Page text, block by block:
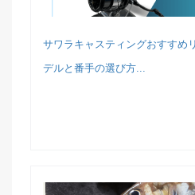
サワラキャスティングおすすめ
デルと番手の選び方...